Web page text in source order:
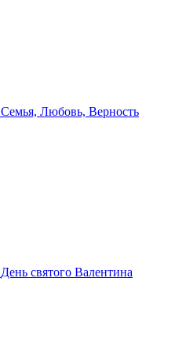
Семья, Любовь, Верность
День святого Валентина